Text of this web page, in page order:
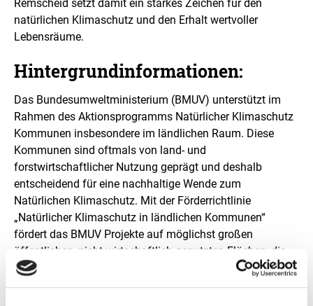
Remscheid setzt damit ein starkes Zeichen für den
natürlichen Klimaschutz und den Erhalt wertvoller
Lebensräume.
Hintergrundinformationen:
Das Bundesumweltministerium (BMUV) unterstützt im
Rahmen des Aktionsprogramms Natürlicher Klimaschutz
Kommunen insbesondere im ländlichen Raum. Diese
Kommunen sind oftmals von land- und
forstwirtschaftlicher Nutzung geprägt und deshalb
entscheidend für eine nachhaltige Wende zum
Natürlichen Klimaschutz. Mit der Förderrichtlinie
„Natürlicher Klimaschutz in ländlichen Kommunen“
fördert das BMUV Projekte auf möglichst großen
öffentlichen, nicht wirtschaftlich genutzten Flächen, die
einen positiven Beitrag für den Klimaschutz und den
Erhalt oder die Stärkung der biologischen Vielfalt leisten